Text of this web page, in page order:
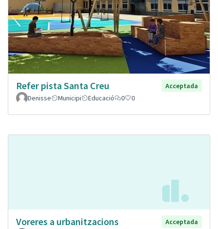
Refer pista Santa Creu
Acceptada
Denisse
Municipi Educació 0 0
Voreres a urbanitzacions
Acceptada